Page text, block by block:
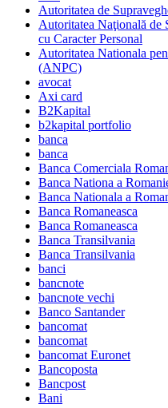
Autoritatea de
Autoritatea Naţională de
cu Caracter Personal
Autoritatea Nationala
(ANPC)
avocat
Axi card
B2Kapital
b2kapital portfolio
banca
banca
Banca Comerciala
Banca Nationa a
Banca Nationala a
Banca Romaneasca
Banca Romaneasca
Banca Transilvania
Banca Transilvania
banci
bancnote
bancnote vechi
Banco Santander
bancomat
bancomat
bancomat Euronet
Bancoposta
Bancpost
Bani